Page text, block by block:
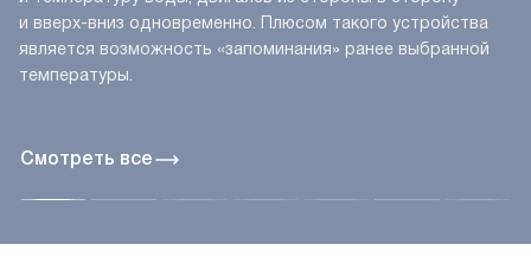
Смотреть все
и вверх-вниз одновременно. Плюсом такого устройства
является возможность «запоминания» ранее выбранной
температуры.